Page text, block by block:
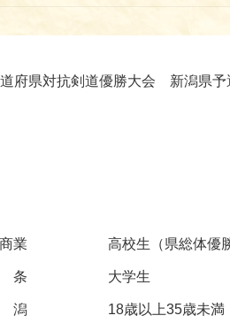
府県対抗剣道優勝大会 新潟県予
業 高校生（県総体優
大学生
18歳以上35歳未満